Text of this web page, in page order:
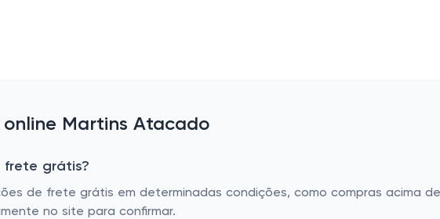
Martins Atacado
frete grátis?
de frete grátis em determinadas condições, como compras acima de
no site para confirmar.